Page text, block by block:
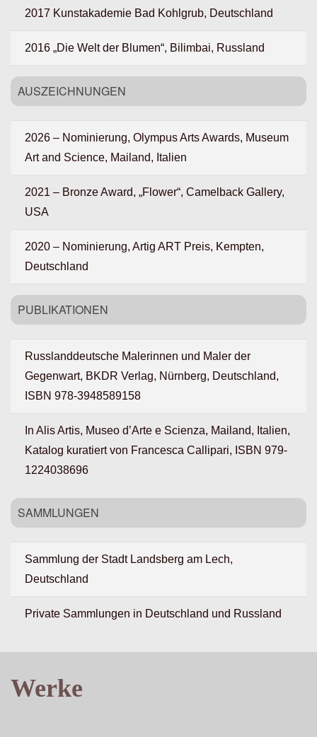
2017 Kunstakademie Bad Kohlgrub, Deutschland
2016 „Die Welt der Blumen“, Bilimbai, Russland
AUSZEICHNUNGEN
2026 – Nominierung, Olympus Arts Awards, Museum
Art and Science, Mailand, Italien
2021 – Bronze Award, „Flower“, Camelback Gallery,
USA
2020 – Nominierung, Artig ART Preis, Kempten,
Deutschland
PUBLIKATIONEN
Russlanddeutsche Malerinnen und Maler der
Gegenwart, BKDR Verlag, Nürnberg, Deutschland,
ISBN 978-3948589158
In Alis Artis, Museo d’Arte e Scienza, Mailand, Italien,
Katalog kuratiert von Francesca Callipari, ISBN 979-
1224038696
SAMMLUNGEN
Sammlung der Stadt Landsberg am Lech,
Deutschland
Private Sammlungen in Deutschland und Russland
Werke